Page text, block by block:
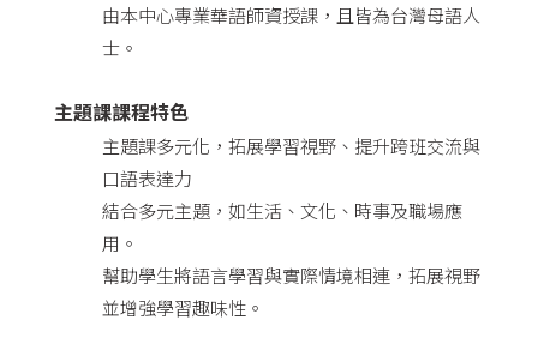
由本中心專業華語師資授課，且皆為台灣母語人
士。
主題課課程特色
主題課多元化，拓展學習視野、提升跨班交流與
口語表達力
結合多元主題，如生活、文化、時事及職場應
用。
幫助學生將語言學習與實際情境相連，拓展視野
並增強學習趣味性。